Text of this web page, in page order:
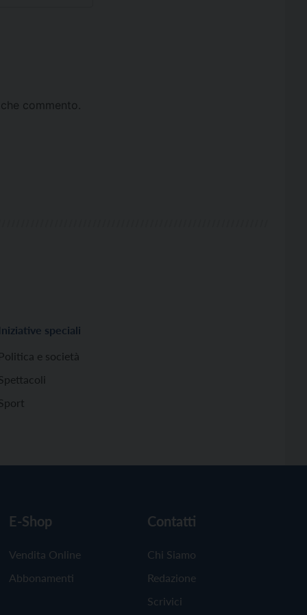
commento.
Iniziative speciali
Politica e società
E-Shop
Vendita Online
Abbonamenti
Contatti
Chi Siamo
Redazione
Scrivici